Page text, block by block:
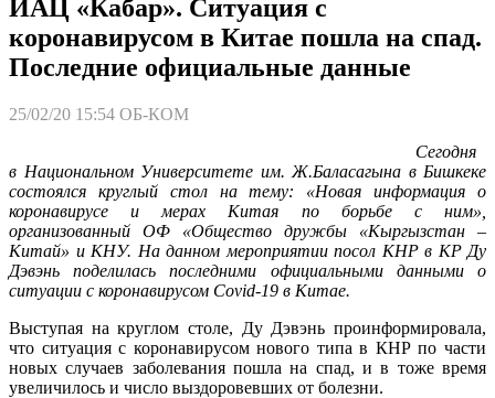
ИАЦ «Кабар». Ситуация с
коронавирусом в Китае пошла на спад.
Последние официальные данные
25/02/20 15:54 ОБ-КОМ
Сегодня
в Национальном Университете им. Ж.Баласагына в Бишкеке
состоялся круглый стол на тему: «Новая информация о
коронавирусе и мерах Китая по борьбе с ним»,
организованный ОФ «Общество дружбы «Кыргызстан –
Китай» и КНУ. На данном мероприятии посол КНР в КР Ду
Дэвэнь поделилась последними официальными данными о
ситуации с коронавирусом Covid-19 в Китае.
Выступая на круглом столе, Ду Дэвэнь проинформировала,
что ситуация с коронавирусом нового типа в КНР по части
новых случаев заболевания пошла на спад, и в тоже время
увеличилось и число выздоровевших от болезни.